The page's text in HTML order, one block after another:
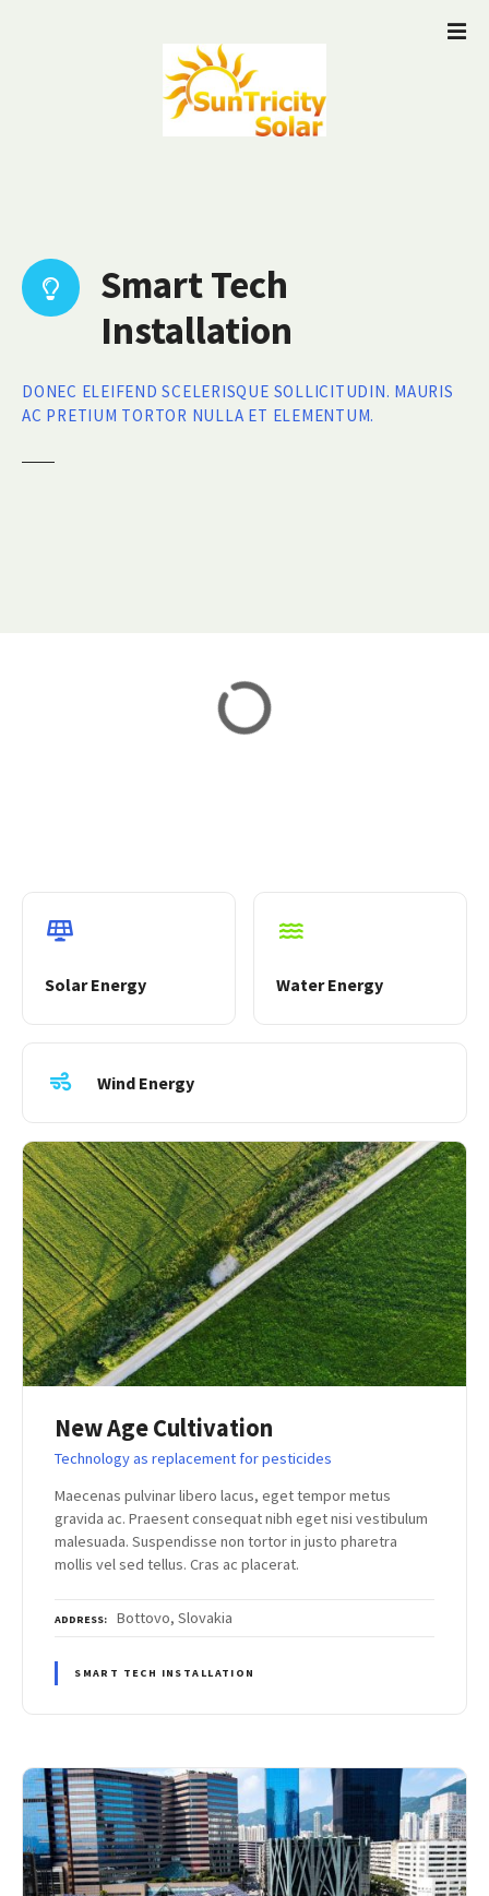
Smart Tech
Installation
DONEC ELEIFEND SCELERISQUE SOLLICITUDIN. MAURIS
AC PRETIUM TORTOR NULLA ET ELEMENTUM.
Solar Energy Water Energy
Wind Energy
New Age Cultivation
Technology as replacement for pesticides
Maecenas pulvinar libero lacus, eget tempor metus
gravida ac. Praesent consequat nibh eget nisi vestibulum
malesuada. Suspendisse non tortor in justo pharetra
mollis vel sed tellus. Cras ac placerat.
ADDRESS Bottovo, Slovakia
SMART TECH INSTALLATION